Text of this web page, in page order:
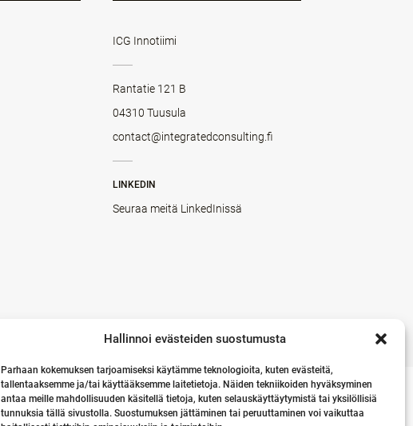
Hallinnoi evästeiden suostumusta
Parhaan kokemuksen tarjoamiseksi käytämme teknologioita, kuten evästeitä,
tallentaaksemme ja/tai käyttääksemme laitetietoja. Näiden tekniikoiden hyväksyminen
antaa meille mahdollisuuden käsitellä tietoja, kuten selauskäyttäytymistä tai yksilöllisiä
tunnuksia tällä sivustolla. Suostumuksen jättäminen tai peruuttaminen voi vaikuttaa
ICG Innotiimi
Rantatie 121 B
04310 Tuusula
contact@integratedconsulting.fi
LINKEDIN
Seuraa meitä LinkedInissä